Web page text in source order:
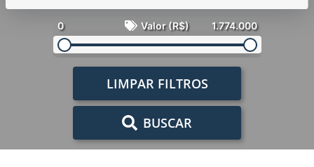
0 Valor (R$) 1.774.000
LIMPAR FILTROS
BUSCAR